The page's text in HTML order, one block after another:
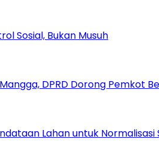
Sosial, Bukan Musuh
DPRD Dorong Pemkot
Lahan untuk Normalisasi